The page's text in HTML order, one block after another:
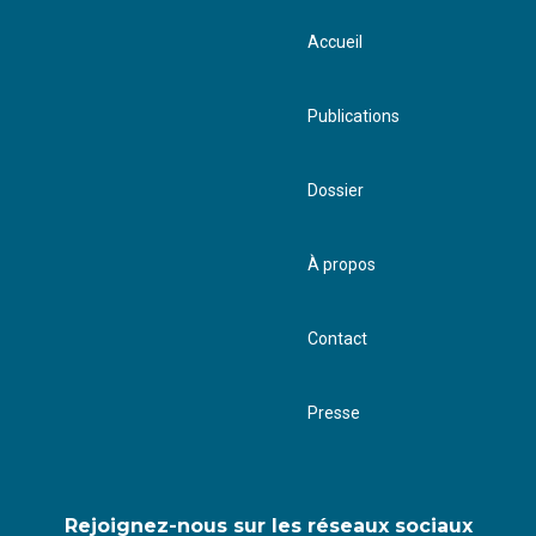
Accueil
Publications
Dossier
À propos
Contact
Presse
Rejoignez-nous sur les réseaux sociaux